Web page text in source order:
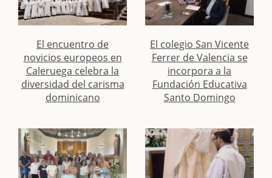
El encuentro de
novicios europeos en
Caleruega celebra la
diversidad del carisma
dominicano
El colegio San Vicente
Ferrer de Valencia se
incorpora a la
Fundación Educativa
Santo Domingo